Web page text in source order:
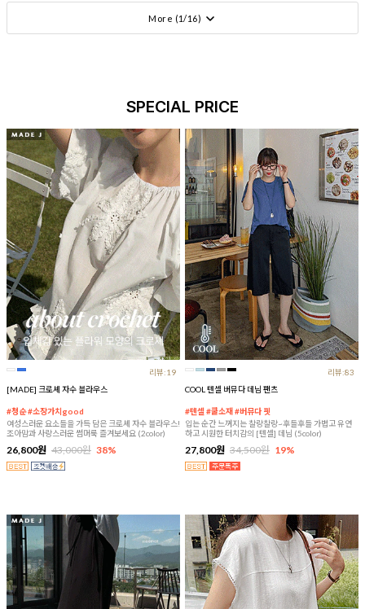
More (1/16)
SPECIAL PRICE
리뷰:19
[MADE] 크로셰 자수 블라우스
#청순 #소장가치good
여성스러운 요소들을 가득 담은 크로셰 자수 블라우스!
조아맘과 사랑스러운 썸머룩 즐겨보세요 (2color)
26,800원 43,000원 38%
리뷰:83
COOL 텐셀 버뮤다 데님 팬츠
#텐셀 #쿨소재 #버뮤다 핏
입는 순간 느껴지는 찰랑찰랑~후들후들 가볍고 유연
하고 시원한 터치감의 [텐셀] 데님 (5color)
27,800원 34,500원 19%